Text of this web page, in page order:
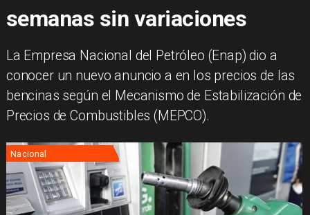
semanas sin variaciones
La Empresa Nacional del Petróleo (Enap) dio a
conocer un nuevo anuncio a en los precios de las
bencinas según el Mecanismo de Estabilización de
Precios de Combustibles (MEPCO).
Nacional